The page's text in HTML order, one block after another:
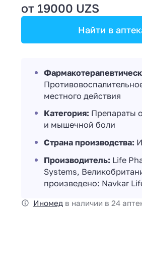
от 19000 UZS
Найти в
местного действия
Категория: Препараты
и мышечной боли
Страна производства:
Производитель: Life
Systems,
произведено: Navkar
Иномедв наличии в 24